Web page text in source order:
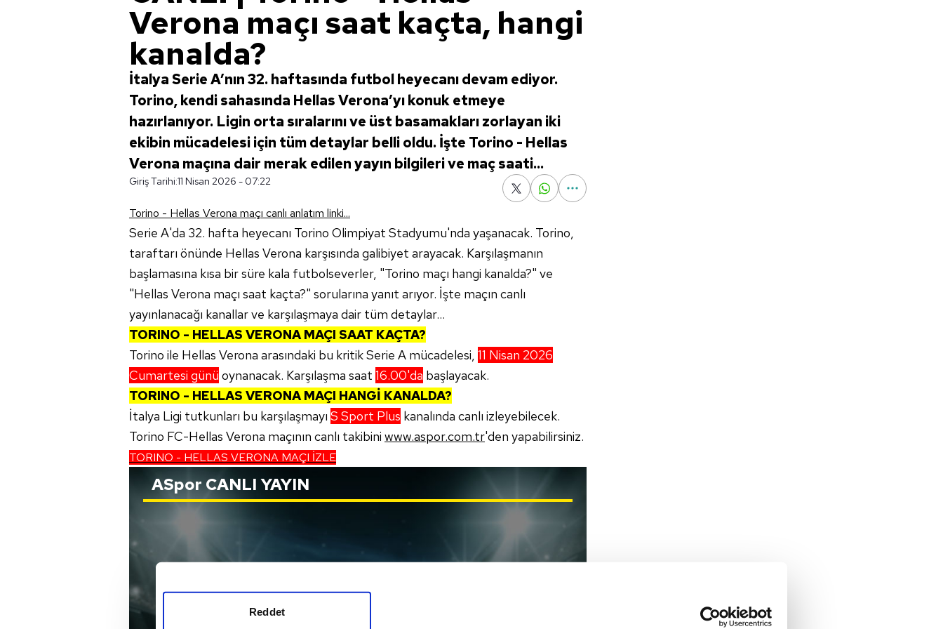
Reddet
Verona maçı saat kaçta, hangi
kanalda?
İtalya Serie A’nın 32. haftasında futbol heyecanı devam ediyor.
Torino, kendi sahasında Hellas Verona’yı konuk etmeye
hazırlanıyor. Ligin orta sıralarını ve üst basamakları zorlayan iki
ekibin mücadelesi için tüm detaylar belli oldu. İşte Torino - Hellas
Verona maçına dair merak edilen yayın bilgileri ve maç saati...
Giriş Tarihi:11 Nisan 2026 - 07:22
Torino - Hellas Verona maçı canlı anlatım linki...
Serie A'da 32. hafta heyecanı Torino Olimpiyat Stadyumu'nda yaşanacak. Torino,
taraftarı önünde Hellas Verona karşısında galibiyet arayacak. Karşılaşmanın
başlamasına kısa bir süre kala futbolseverler, "Torino maçı hangi kanalda?" ve
"Hellas Verona maçı saat kaçta?" sorularına yanıt arıyor. İşte maçın canlı
yayınlanacağı kanallar ve karşılaşmaya dair tüm detaylar...
TORINO - HELLAS VERONA MAÇI SAAT KAÇTA?
Torino ile Hellas Verona arasındaki bu kritik Serie A mücadelesi, 11 Nisan 2026
Cumartesi günü oynanacak. Karşılaşma saat 16.00'da başlayacak.
TORINO - HELLAS VERONA MAÇI HANGİ KANALDA?
İtalya Ligi tutkunları bu karşılaşmayı S Sport Plus kanalında canlı izleyebilecek.
Torino FC-Hellas Verona maçının canlı takibini www.aspor.com.tr'den yapabilirsiniz.
TORINO - HELLAS VERONA MAÇI İZLE
ASporCANLI YAYIN